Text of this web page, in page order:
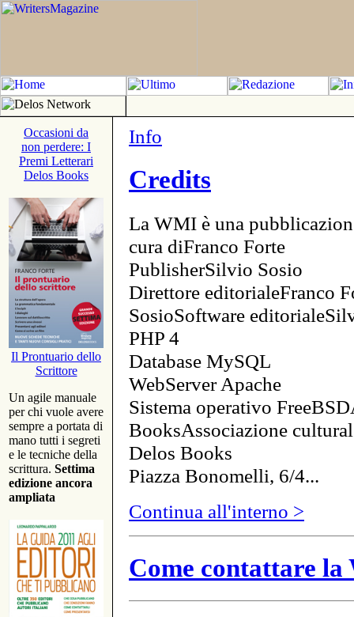
Occasioni da
non perdere: I
Premi Letterari
Delos Books
Il Prontuario dello
Scrittore
Un agile manuale
per chi vuole avere
sempre a portata di
mano tutti i segreti
e le tecniche della
scrittura. Settima
edizione ancora
ampliata
Info
Credits
La WMI è una
cura diFranco Forte
PublisherSilvio Sosio
Direttore editorialeFranco
SosioSoftware
PHP 4
Database MySQL
WebServer Apache
Sistema operativo
BooksAssociazione
Delos Books
Piazza Bonomelli, 6/4...
Continua all'interno >
Come contattare